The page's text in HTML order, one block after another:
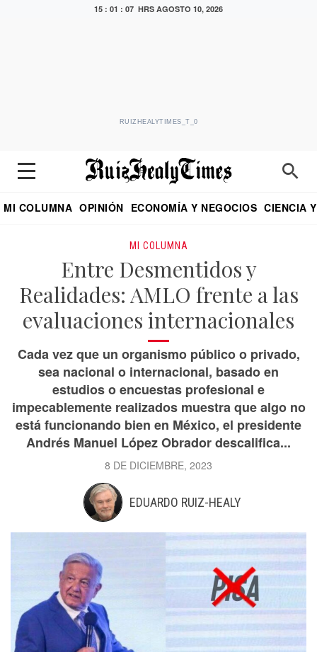
15 : 01 : 08 HRS AGOSTO 10, 2026
RUIZHEALYTIMES_T_0
MI COLUMNA OPINIÓN ECONOMÍA Y NEGOCIOS CIENCIA
MI COLUMNA
Entre Desmentidos y
Realidades: AMLO frente a las
evaluaciones internacionales
Cada vez que un organismo público o privado,
sea nacional o internacional, basado en
estudios o encuestas profesional e
impecablemente realizados muestra que algo no
está funcionando bien en México, el presidente
Andrés Manuel López Obrador descalifica...
8 DE DICIEMBRE, 2023
EDUARDO RUIZ-HEALY